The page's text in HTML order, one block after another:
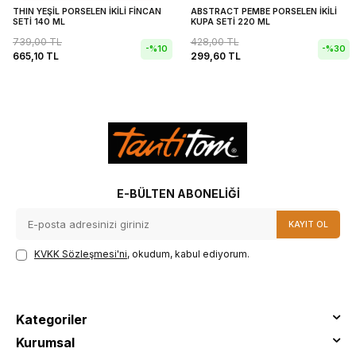
THIN YEŞİL PORSELEN İKİLİ FİNCAN
SETİ 140 ML
739,00TL
665,10 TL
-%10
ABSTRACT PEMBE PORSELEN İKİLİ
KUPA SETİ 220 ML
428,00TL
299,60TL
-%30
E-BÜLTEN ABONELIĞI
KAYIT OL
KVKK Sözleşmesi'ni, okudum, kabul ediyorum.
Kategoriler
Kurumsal